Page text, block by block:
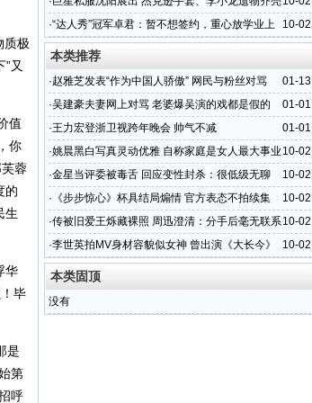
质极
又
值
你
蓉
的
生
华
毕
是
第
呼
相
10-02
·“达人秀”冠军卓君：暂不想签约，重心放学业上
本类推荐
01-13
·赵雅芝发表“作为中国人骄傲” 网民与粉丝对骂
01-01
·吴建豪夫妻网上对骂 老婆爆吴演的戏都是假的
01-01
·王力宏登浙卫视跨年晚会 帅气不减
10-02
·姚晨黑白写真灵动优雅 自称家庭是女人最大事业
10-02
·金星当评委被毒舌 回应变性封杀：很低级无聊
10-02
· 《步步惊心》杯具结局煽情 官方表态不拍续集
10-02
·传被旧爱王烁藏裸照 周迅澄清：分手后毫无联系
10-02
·李世英拍MV身材容貌似女神 曾出演《大长今》
(图)
本类固顶
没有